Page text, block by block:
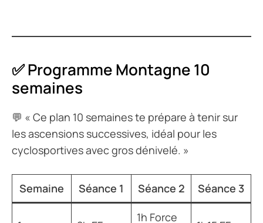
✅ Programme Montagne 10
semaines
💬 « Ce plan 10 semaines te prépare à tenir sur
les ascensions successives, idéal pour les
cyclosportives avec gros dénivelé. »
Semaine Séance 1 Séance 2 Séance 3
1h Force